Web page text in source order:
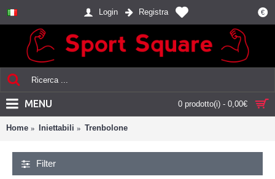
€
Login Registra
0 prodotto(i) - 0,00€
MENU
Home Iniettabili Trenbolone
Filter